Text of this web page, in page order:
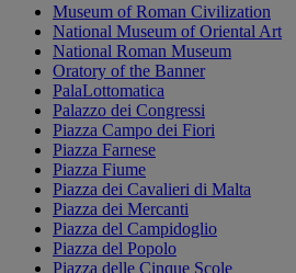
Museum of Roman Civilization
National Museum of Oriental Art
National Roman Museum
Oratory of the Banner
PalaLottomatica
Palazzo dei Congressi
Piazza Campo dei Fiori
Piazza Farnese
Piazza Fiume
Piazza dei Cavalieri di Malta
Piazza dei Mercanti
Piazza del Campidoglio
Piazza del Popolo
Piazza delle Cinque Scole